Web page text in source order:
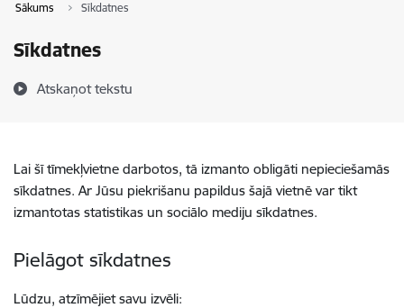
Sākums Sīkdatnes
Sīkdatnes
Atskaņot tekstu
Lai šī tīmekļvietne darbotos, tā izmanto obligāti nepieciešamās
sīkdatnes. Ar Jūsu piekrišanu papildus šajā vietnē var tikt
izmantotas statistikas un sociālo mediju sīkdatnes.
Pielāgot sīkdatnes
Lūdzu, atzīmējiet savu izvēli: